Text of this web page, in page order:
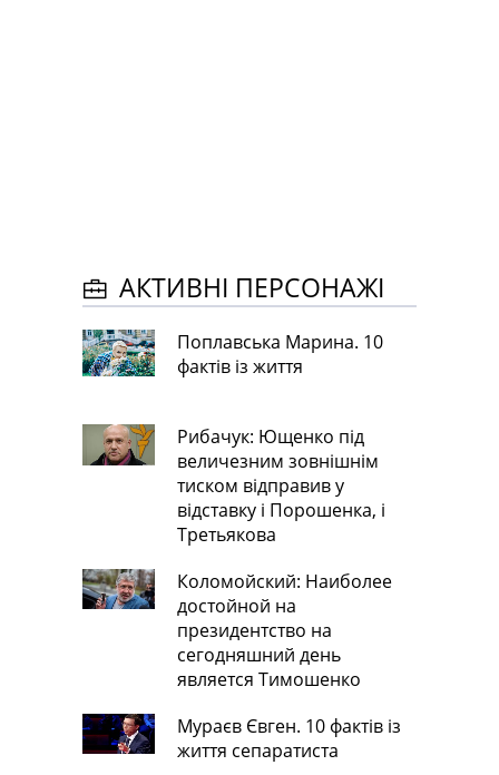
АКТИВНІ ПЕРСОНАЖІ
Поплавська Марина. 10
фактів із життя
Рибачук: Ющенко під
величезним зовнішнім
тиском відправив у
відставку і Порошенка, і
Третьякова
Коломойский: Наиболее
достойной на
президентство на
сегодняшний день
является Тимошенко
Мураєв Євген. 10 фактів із
життя сепаратиста